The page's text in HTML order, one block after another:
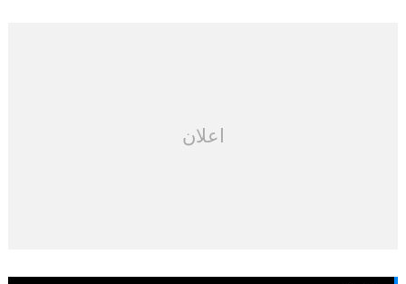
اعلان